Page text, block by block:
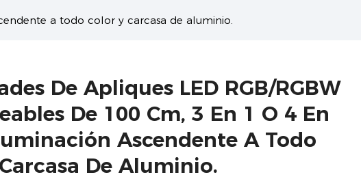
a todo color y carcasa de aluminio.
De Apliques LED RGB/RGBW
De 100 Cm, 3 En 1 O 4 En
Ascendente A Todo
De Aluminio.